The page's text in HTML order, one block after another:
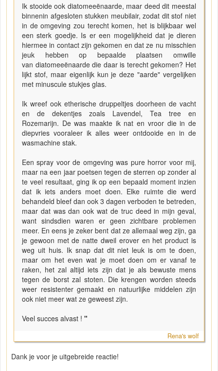
Ik stooide ook diatomeeënaarde, maar deed dit meestal
binnenin afgesloten stukken meubilair, zodat dit stof niet
in de omgeving zou terecht komen, het is blijkbaar wel
een sterk goedje. Is er een mogelijkheid dat je dieren
hiermee in contact zijn gekomen en dat ze nu misschien
jeuk hebben op bepaalde plaatsen omwille
van diatomeeënaarde die daar is terecht gekomen? Het
lijkt stof, maar eigenlijk kun je deze "aarde" vergelijken
met minuscule stukjes glas.
Ik wreef ook etherische druppeltjes doorheen de vacht
en de dekentjes zoals Lavendel, Tea tree en
Rozemarijn. De was maakte ik nat en vroor die in de
diepvries vooraleer ik alles weer ontdooide en in de
wasmachine stak.
Een spray voor de omgeving was pure horror voor mij,
maar na een jaar poetsen tegen de sterren op zonder al
te veel resultaat, ging ik op een bepaald moment inzien
dat ik iets anders moet doen. Elke ruimte die werd
behandeld bleef dan ook 3 dagen verboden te betreden,
maar dat was dan ook wat de truc deed in mijn geval,
want sindsdien waren er geen zichtbare problemen
meer. En eens je zeker bent dat ze allemaal weg zijn, ga
je gewoon met de natte dweil erover en het product is
weg uit huis. Ik snap dat dit niet leuk is om te doen,
maar om het even wat je moet doen om er vanaf te
raken, het zal altijd iets zijn dat je als bewuste mens
tegen de borst zal stoten. Die krengen worden steeds
weer resistenter gemaakt en natuurlijke middelen zijn
ook niet meer wat ze geweest zijn.
Veel succes alvast ! "
Rena's wolf
Dank je voor je uitgebreide reactie!